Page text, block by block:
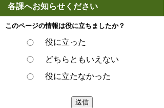
各課へお知らせください
このページの情報は役に立ちましたか？
役に立った
どちらともいえない
役に立たなかった